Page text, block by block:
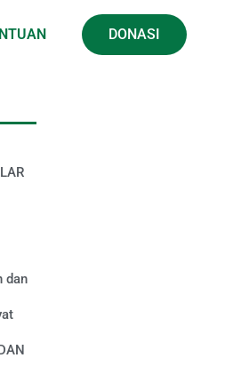
DONASI
dan